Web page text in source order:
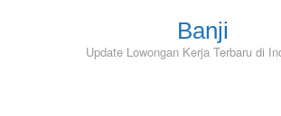
Banji
Update Lowongan Kerja Terbaru di